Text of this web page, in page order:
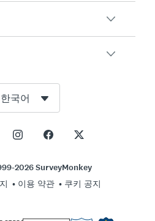
법
한국어
2026 SurveyMonkey
이용 약관 쿠키 공지